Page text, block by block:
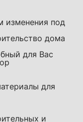
изменения под
для Вас
для
и